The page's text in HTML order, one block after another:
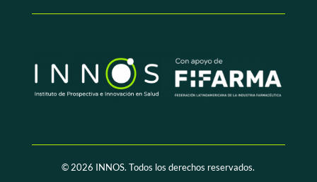
© 2026 INNOS. Todos los derechos reservados.